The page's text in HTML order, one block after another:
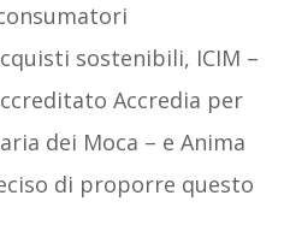
sostenibili, ICIM –
Accredia per
dei Moca – e Anima
di proporre questo